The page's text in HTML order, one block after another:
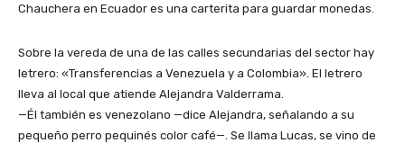
Chauchera en Ecuador es una carterita para guardar monedas.
Sobre la vereda de una de las calles secundarias del sector hay
letrero: «Transferencias a Venezuela y a Colombia». El letrero
lleva al local que atiende Alejandra Valderrama.
—Él también es venezolano —dice Alejandra, señalando a su
pequeño perro pequinés color café—. Se llama Lucas, se vino de